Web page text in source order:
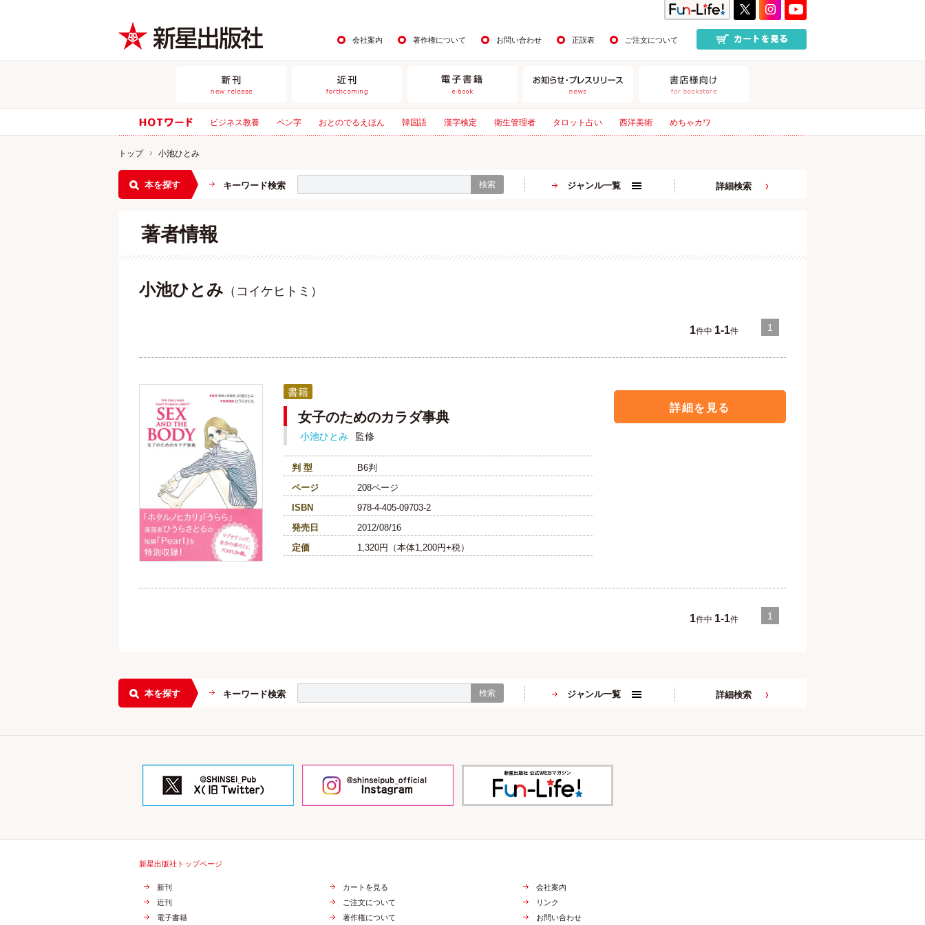
会社案内 著作権について お問い合わせ 正誤表 ご注文について
ビジネス教養 ペン字 おとのでるえほん 韓国語 漢字検定 衛生管理者 タロット占い 西洋美術 めちゃカワ
トップ 小池ひとみ
本を探す キーワード検索 検索 ジャンル一覧 詳細検索
著者情報
小池ひとみ （コイケヒトミ）
1件中 1-1件 1
書籍
女子のためのカラダ事典
小池ひとみ 監修
判 型
B6判
ページ
208ページ
ISBN
978-4-405-09703-2
発売日
2012/08/16
定価
1,320円（本体1,200円+税）
詳細を見る
1件中 1-1件 1
本を探す キーワード検索 検索 ジャンル一覧 詳細検索
新星出版社トップページ
新刊
近刊
電子書籍
カートを見る
ご注文について
著作権について
会社案内
リンク
お問い合わせ